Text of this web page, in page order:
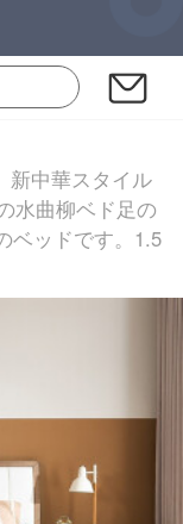
新中華スタイル
水曲柳ベド足の
ベッドです。1.5